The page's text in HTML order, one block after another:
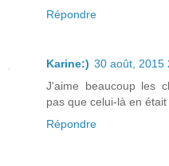
Répondre
Karine:) 30 août, 2015
J'aime beaucoup les
pas que celui-là en
Répondre